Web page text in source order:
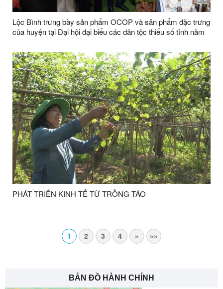
Lộc Bình trưng bày sản phẩm OCOP và sản phẩm đặc trưng
của huyện tại Đại hội đại biểu các dân tộc thiểu số tỉnh năm
PHÁT TRIỂN KINH TẾ TỪ TRỒNG TÁO
1 2 3 4 » »»
BẢN ĐỒ HÀNH CHÍNH